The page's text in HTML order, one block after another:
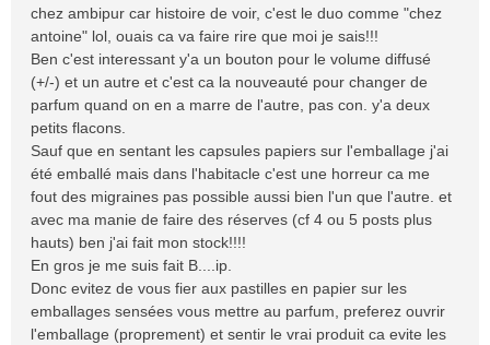
g
e
chez ambipur car histoire de voir, c'est le duo comme "chez
antoine" lol, ouais ca va faire rire que moi je sais!!!
Ben c'est interessant y'a un bouton pour le volume diffusé
(+/-) et un autre et c'est ca la nouveauté pour changer de
parfum quand on en a marre de l'autre, pas con. y'a deux
petits flacons.
Sauf que en sentant les capsules papiers sur l'emballage j'ai
été emballé mais dans l'habitacle c'est une horreur ca me
fout des migraines pas possible aussi bien l'un que l'autre. et
avec ma manie de faire des réserves (cf 4 ou 5 posts plus
hauts) ben j'ai fait mon stock!!!!
En gros je me suis fait B....ip.
Donc evitez de vous fier aux pastilles en papier sur les
emballages sensées vous mettre au parfum, preferez ouvrir
l'emballage (proprement) et sentir le vrai produit ca evite les